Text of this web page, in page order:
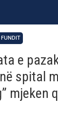
FUNDIT
e
spital
mjeken